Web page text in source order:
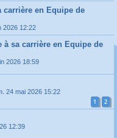
carrière en Equipe de
2026 12:22
à sa carrière en Equipe de
2026 18:59
24 mai 2026 15:22
1 2
12:39